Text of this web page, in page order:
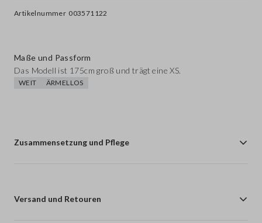
Artikelnummer 003571122
Maße und Passform
Das Modell ist 175cm groß und trägt eine XS.
WEIT ÄRMELLOS
Zusammensetzung und Pflege
Versand und Retouren